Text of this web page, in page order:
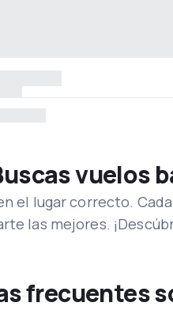
vuelos
el lugar correcto.
las mejores.
frecuentes